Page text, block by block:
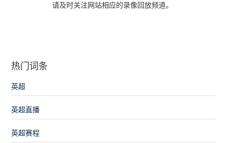
请及时关注网站相应的录像回放频道。
热门词条
英超
英超直播
英超赛程